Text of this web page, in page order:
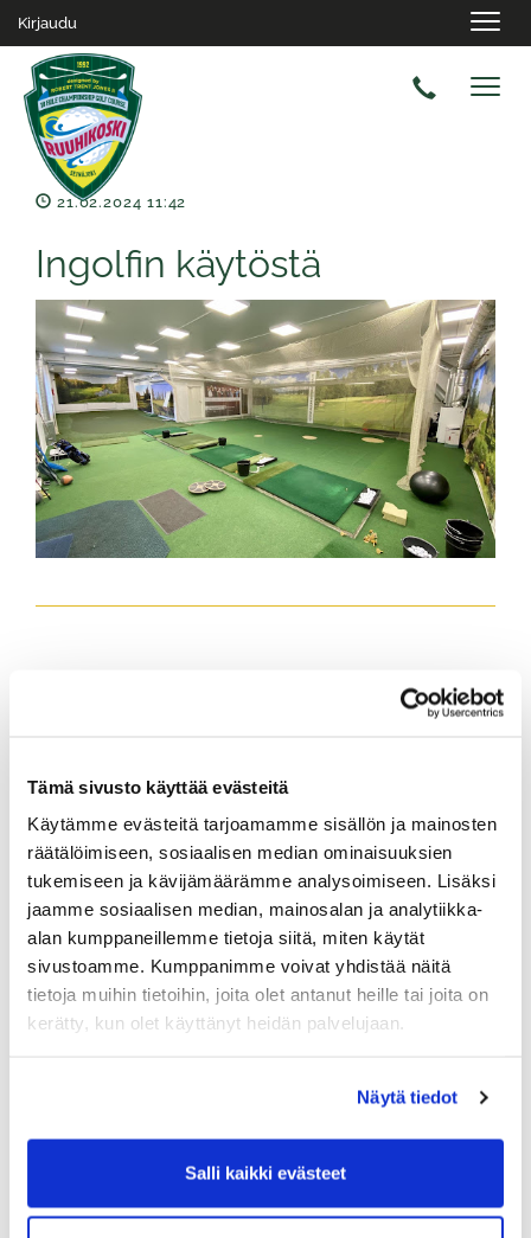
Tämä sivusto käyttää evästeitä
Käytämme evästeitä tarjoamamme sisällön ja mainosten
räätälöimiseen, sosiaalisen median ominaisuuksien
tukemiseen ja kävijämäärämme analysoimiseen. Lisäksi
jaamme sosiaalisen median, mainosalan ja analytiikka-
alan kumppaneillemme tietoja siitä, miten käytät
sivustoamme. Kumppanimme voivat yhdistää näitä
tietoja muihin tietoihin, joita olet antanut heille tai joita on
kerätty, kun olet käyttänyt heidän palvelujaan.
Näytä tiedot
Salli kaikki evästeet
Kirjaudu
21.02.2024 11:42
Ingolfin käytöstä
Ingolfin käyttöön liittyen on ilmennyt
Haluamme muistuttaa, että edellytyksenä
harjoittelulle ja pelaamiselle Ingolfissa on EPG
ry:n jäsenyys ja henkilökohtaisen Ingolf-
kulkuoikeuden lunastaminen.
Halliin kulku vain omalla kortilla!